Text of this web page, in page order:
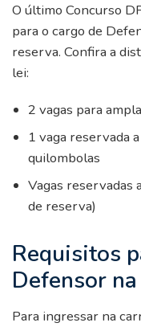
O último Concurso
para o cargo de
reserva. Confira a
lei:
2 vagas para
1 vaga reservada
quilombolas
Vagas reservadas
de reserva)
Requisitos
Defensor na
Para ingressar na